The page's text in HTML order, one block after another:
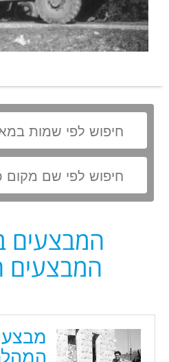
המבצעים
המבצעים